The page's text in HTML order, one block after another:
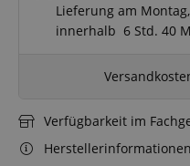
Lieferung am
innerhalb 6 Std. 40
Verfügbarkeit im
Herstellerinformationen